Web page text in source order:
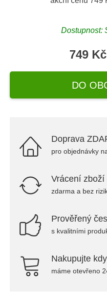
Dostupnost:
749 Kč
DO
Doprava
pro objednávky
Vrácení zboží
zdarma a bez
Prověřený
s kvalitními
Nakupujte
máme otevřeno